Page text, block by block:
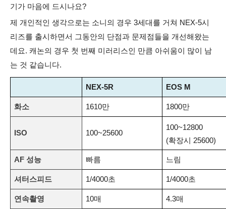
기가 마음에 드시나요?
제 개인적인 생각으로는 소니의 경우 3세대를 거쳐 NEX-5시
리즈를 출시하면서 그동안의 단점과 문제점들을 개선해왔는
데요. 캐논의 경우 첫 번째 미러리스인
만큼 아쉬움이 많이 남
는 것 같습니다.
NEX-5R EOS M
화소 1610만 1800만
ISO 100~25600
100~12800
(확장시 25600)
AF 성능 빠름 느림
셔터스피드 1/4000초 1/4000초
연속촬영 10매 4.3매